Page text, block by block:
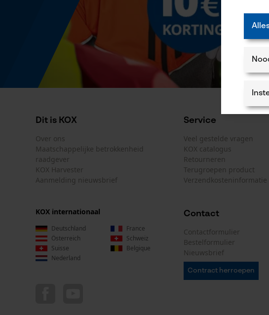
Dit is KOX
Over ons
Maatschappelijke betrokkenheid
raadgever
KOX Harvester
Aanmelding nieuwsbrief
Service
Veel gestelde vragen
KOX catalogus
Retourneren
Terugroepen product
Verzendkosteninformatie
Contact
Contactformulier
Bestelformulier
Nieuwsbrief
Contract herroepen
KOX internationaal
Deutschland
France
Österreich
Schweiz
Suisse
Belgique
Nederland